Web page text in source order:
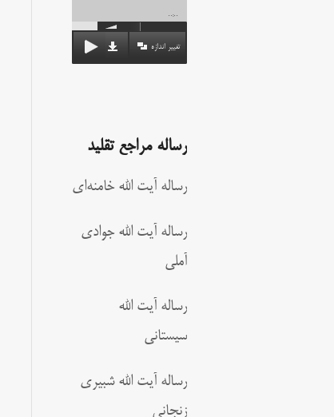
00:00
تغییر اندازه
رساله مراجع تقلید
رساله آیت الله خامنه‌ای
رساله آیت الله جوادی
آملی
رساله آیت الله
سیستانی
رساله آیت الله شبیری
زنجانی